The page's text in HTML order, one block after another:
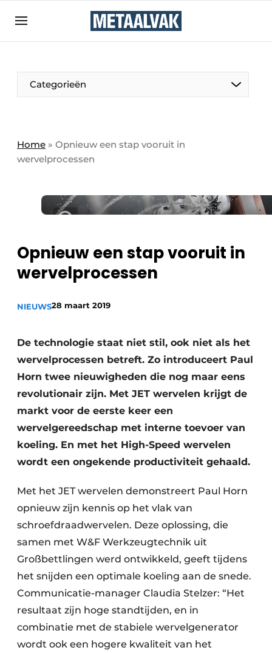
Bedrijven
Contact
Eigen content aanleveren
Evenement aanmelden
Meest gelezen
Podcasts
Privacy / Cookie statement
Vacature aanmelden
Vacatures
Categorieën
Home » Opnieuw een stap vooruit in
wervelprocessen
Opnieuw een stap vooruit in
wervelprocessen
NIEUWS28 maart 2019
De technologie staat niet stil, ook niet als het
wervelprocessen betreft. Zo introduceert Paul
Horn twee nieuwigheden die nog maar eens
revolutionair zijn. Met JET wervelen krijgt de
markt voor de eerste keer een
wervelgereedschap met interne toevoer van
koeling. En met het High-Speed wervelen
wordt een ongekende productiviteit gehaald.
Met het JET wervelen demonstreert Paul Horn
opnieuw zijn kennis op het vlak van
schroefdraadwervelen. Deze oplossing, die
samen met W&F Werkzeugtechnik uit
Großbettlingen werd ontwikkeld, geeft tijdens
het snijden een optimale koeling aan de snede.
Communicatie-manager Claudia Stelzer: “Het
resultaat zijn hoge standtijden, en in
combinatie met de stabiele wervelgenerator
wordt ook een hogere kwaliteit van het